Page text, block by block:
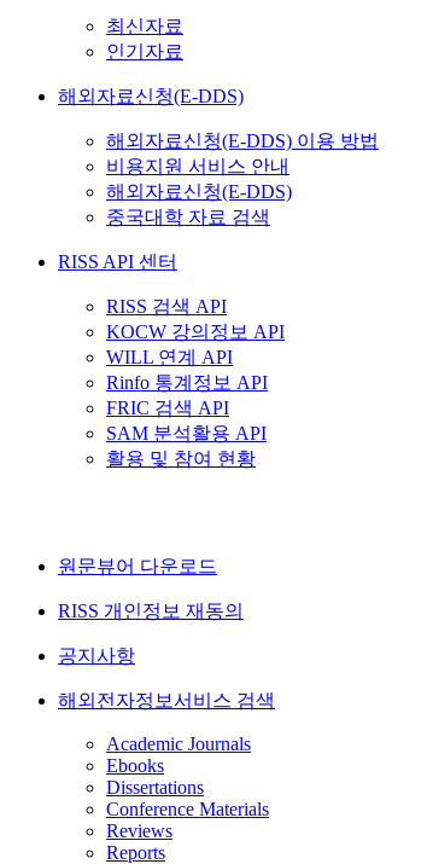
최신자료
인기자료
해외자료신청(E-DDS)
해외자료신청(E-DDS) 이용 방법
비용지원 서비스 안내
해외자료신청(E-DDS)
중국대학 자료 검색
RISS API 센터
RISS 검색 API
KOCW 강의정보 API
WILL 연계 API
Rinfo 통계정보 API
FRIC 검색 API
SAM 분석활용 API
활용 및 참여 현황
원문뷰어 다운로드
RISS 개인정보 재동의
공지사항
해외전자정보서비스 검색
Academic Journals
Ebooks
Dissertations
Conference Materials
Reviews
Reports